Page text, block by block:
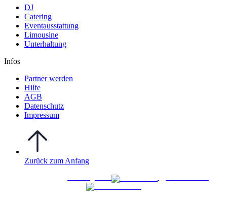
DJ
Catering
Eventausstattung
Limousine
Unterhaltung
Infos
Partner werden
Hilfe
AGB
Datenschutz
Impressum
Zurück zum Anfang